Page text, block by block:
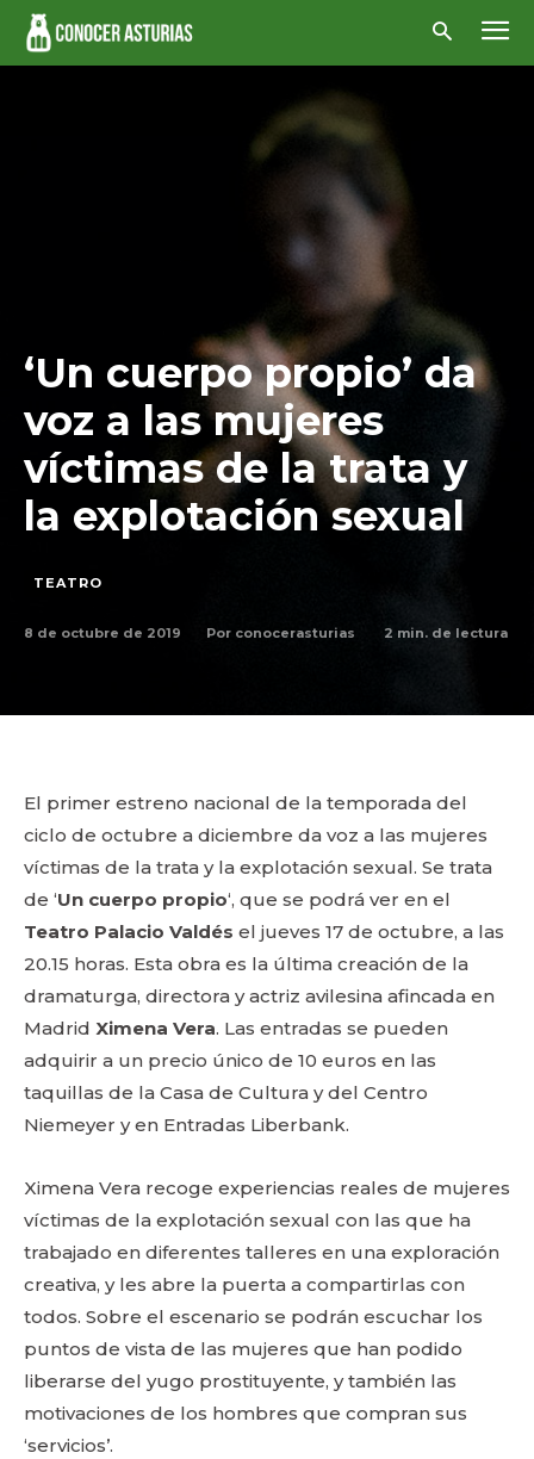
‘Un cuerpo propio’ da
voz a las mujeres
víctimas de la trata y
la explotación sexual
TEATRO
8 de octubre de 2019 Por conocerasturias 2 min. de lectura
El primer estreno nacional de la temporada del
ciclo de octubre a diciembre da voz a las mujeres
víctimas de la trata y la explotación sexual. Se trata
de ‘Un cuerpo propio‘, que se podrá ver en el
Teatro Palacio Valdés el jueves 17 de octubre, a las
20.15 horas. Esta obra es la última creación de la
dramaturga, directora y actriz avilesina afincada en
Madrid Ximena Vera. Las entradas se pueden
adquirir a un precio único de 10 euros en las
taquillas de la Casa de Cultura y del Centro
Niemeyer y en Entradas Liberbank.
Ximena Vera recoge experiencias reales de mujeres
víctimas de la explotación sexual con las que ha
trabajado en diferentes talleres en una exploración
creativa, y les abre la puerta a compartirlas con
todos. Sobre el escenario se podrán escuchar los
puntos de vista de las mujeres que han podido
liberarse del yugo prostituyente, y también las
motivaciones de los hombres que compran sus
‘servicios’.